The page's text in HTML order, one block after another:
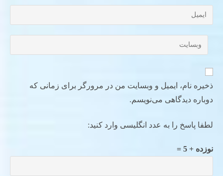
ذخیره نام، ایمیل و وبسایت من در مرورگر برای زمانی که
دوباره دیدگاهی می‌نویسم.
لطفا پاسخ را به عدد انگلیسی وارد کنید:
نوزده + 5 =